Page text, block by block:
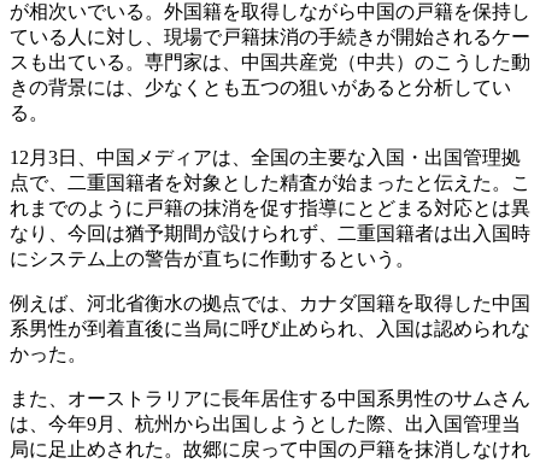
が相次いでいる。外国籍を取得しながら中国の戸籍を保持し
ている人に対し、現場で戸籍抹消の手続きが開始されるケー
スも出ている。専門家は、中国共産党（中共）のこうした動
きの背景には、少なくとも五つの狙いがあると分析してい
る。
12月3日、中国メディアは、全国の主要な入国・出国管理拠
点で、二重国籍者を対象とした精査が始まったと伝えた。こ
れまでのように戸籍の抹消を促す指導にとどまる対応とは異
なり、今回は猶予期間が設けられず、二重国籍者は出入国時
にシステム上の警告が直ちに作動するという。
例えば、河北省衡水の拠点では、カナダ国籍を取得した中国
系男性が到着直後に当局に呼び止められ、入国は認められな
かった。
また、オーストラリアに長年居住する中国系男性のサムさん
は、今年9月、杭州から出国しようとした際、出入国管理当
局に足止めされた。故郷に戻って中国の戸籍を抹消しなけれ